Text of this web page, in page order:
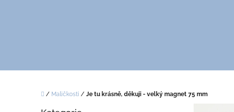
Domů
/ Maličkosti / Je tu krásně, děkuji - velký magnet 75 mm